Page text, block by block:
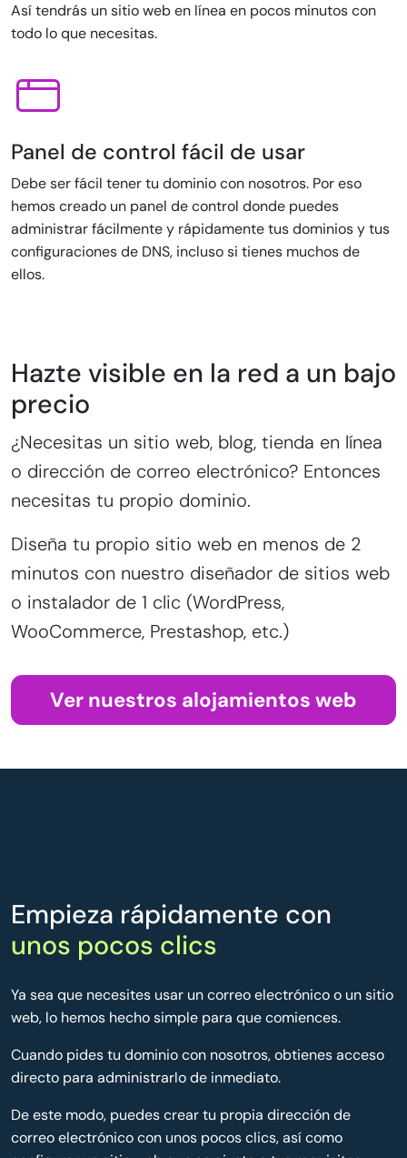
Así tendrás un sitio web en línea en pocos minutos con
todo lo que necesitas.
Panel de control fácil de usar
Debe ser fácil tener tu dominio con nosotros. Por eso
hemos creado un panel de control donde puedes
administrar fácilmente y rápidamente tus dominios y tus
configuraciones de DNS, incluso si tienes muchos de
ellos.
Hazte visible en la red a un bajo
precio
¿Necesitas un sitio web, blog, tienda en línea
o dirección de correo electrónico? Entonces
necesitas tu propio dominio.
Diseña tu propio sitio web en menos de 2
minutos con nuestro diseñador de sitios web
o instalador de 1 clic (WordPress,
WooCommerce, Prestashop, etc.)
Ver nuestros alojamientos web
Empieza rápidamente con
unos pocos clics
Ya sea que necesites usar un correo electrónico o un sitio
web, lo hemos hecho simple para que comiences.
Cuando pides tu dominio con nosotros, obtienes acceso
directo para administrarlo de inmediato.
De este modo, puedes crear tu propia dirección de
correo electrónico con unos pocos clics, así como